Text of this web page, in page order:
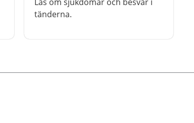
tänderna.